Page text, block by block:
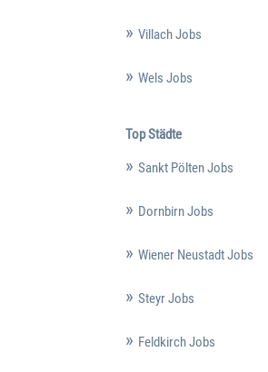
Villach Jobs
Wels Jobs
Top Städte
Sankt Pölten Jobs
Dornbirn Jobs
Wiener Neustadt Jobs
Steyr Jobs
Feldkirch Jobs